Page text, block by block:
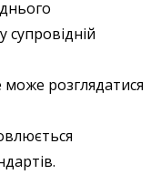
розглядатися